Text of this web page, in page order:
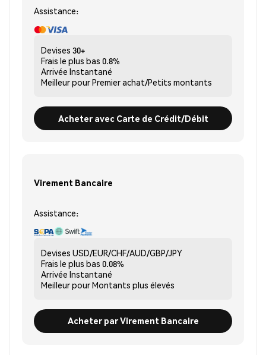
Assistance:
Devises 30+
Frais le plus bas 0.8%
Arrivée Instantané
Meilleur pourPremier achat/Petits montants
Acheter avec Carte de Crédit/Débit
Virement Bancaire
Assistance:
Devises USD/EUR/CHF/AUD/GBP/JPY
Frais le plus bas 0.08%
Arrivée Instantané
Meilleur pourMontants plus élevés
Acheter par Virement Bancaire